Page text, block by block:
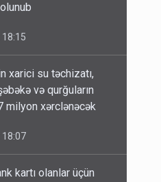
xarici su təchizatı,
və qurğuların
milyon xərclənəcək
kartı olanlar üçün